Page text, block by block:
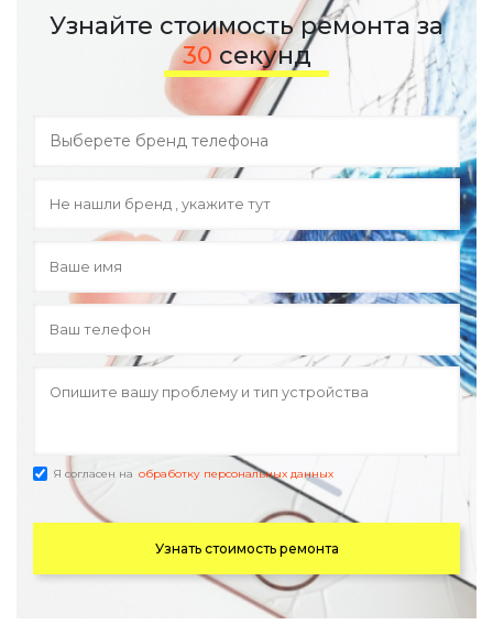
Узнайте стоимость ремонта за
30 секунд
Я согласен на обработку персональных данных
Узнать стоимость ремонта